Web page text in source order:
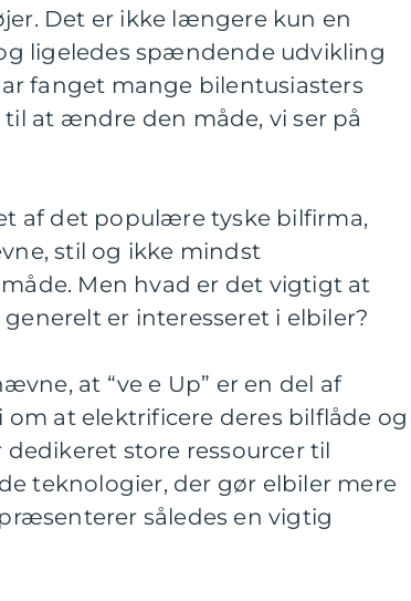
Det er ikke længere kun en
ligeledes spændende udvikling
fanget mange bilentusiasters
at ændre den måde, vi ser på
af det populære tyske bilfirma,
stil og ikke mindst
Men hvad er det vigtigt at
er interesseret i elbiler?
at “ve e Up” er en del af
at elektrificere deres bilflåde og
store ressourcer til
teknologier, der gør elbiler mere
således en vigtig